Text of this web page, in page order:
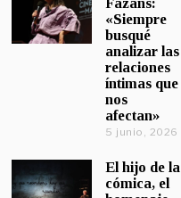
«Siempre
busqué
analizar las
relaciones
íntimas que
nos
afectan»
5 junio, 2026
El hijo de la
cómica, el